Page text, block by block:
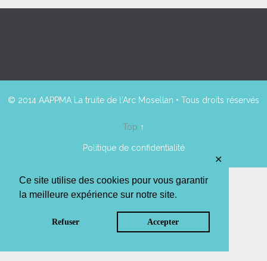
Ce site utilise des cookies pour vous garantir
la meilleure expérience sur notre site.
Refuser Accepter
✕
© 2014 AAPPMA La truite de l'Arc Mosellan • Tous droits réservés
Top ↑
Politique de confidentialité